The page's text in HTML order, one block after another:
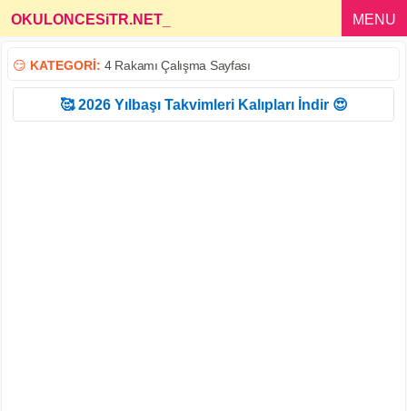
OKULONCESiTR.NET MENU
😏 KATEGORİ: 4 Rakamı Çalışma Sayfası
🥰 2026 Yılbaşı Takvimleri Kalıpları İndir 😍